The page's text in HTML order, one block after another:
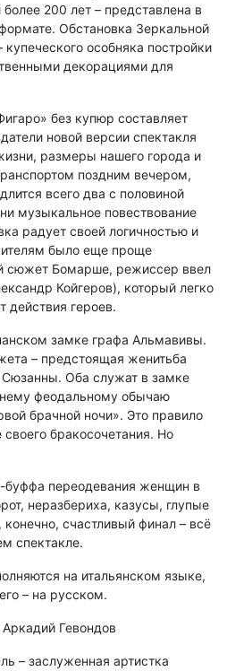
200 лет – представлена в
Обстановка Зеркальной
особняка постройки
декорациями для
без купюр составляет
новой версии спектакля
размеры нашего города и
поздним вечером,
всего два с половиной
музыкальное повествование
радует своей логичностью и
было еще проще
сюжет Бомарше, режиссер ввел
Койгеров), который легко
героев.
замке графа Альмавивы.
– предстоящая женитьба
Сюзанны. Оба служат в замке
феодальному обычаю
брачной ночи». Это правило
бракосочетания. Но
переодевания женщин в
неразбериха, казусы, глупые
счастливый финал – всё
спектакле.
на итальянском языке,
– на русском.
Гевондов
– заслуженная артистка